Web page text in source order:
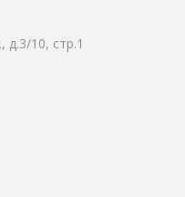
д.3/10, стр.1